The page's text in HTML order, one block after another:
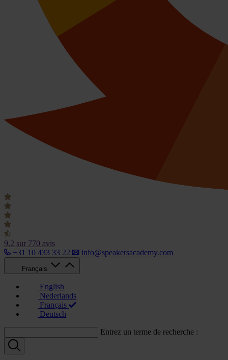
9.2 sur 770 avis
+31 10 433 33 22
info@speakersacademy.com
Français
English
Nederlands
Français
Deutsch
Entrez un terme de recherche :